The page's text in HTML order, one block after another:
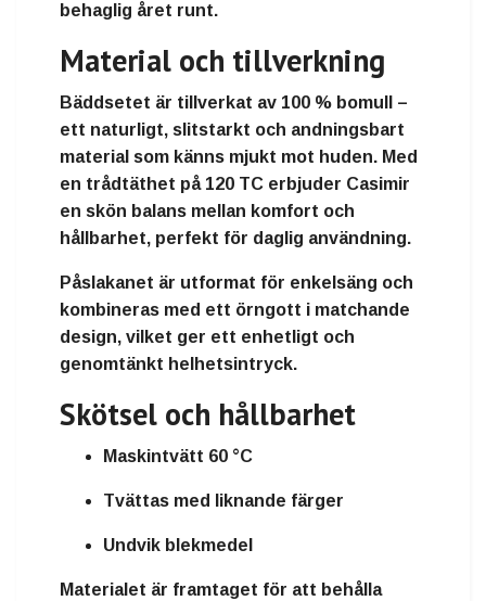
behaglig året runt.
Material och tillverkning
Bäddsetet är tillverkat av 100 % bomull –
ett naturligt, slitstarkt och andningsbart
material som känns mjukt mot huden. Med
en trådtäthet på 120 TC erbjuder Casimir
en skön balans mellan komfort och
hållbarhet, perfekt för daglig användning.
Påslakanet är utformat för enkelsäng och
kombineras med ett örngott i matchande
design, vilket ger ett enhetligt och
genomtänkt helhetsintryck.
Skötsel och hållbarhet
Maskintvätt 60 °C
Tvättas med liknande färger
Undvik blekmedel
Materialet är framtaget för att behålla